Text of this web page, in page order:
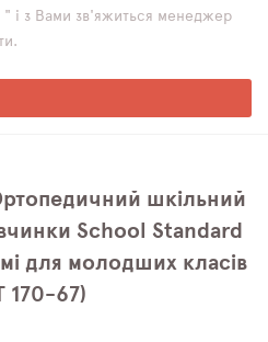
" і з Вами зв'яжиться менеджер
шкільний
School Standard
для молодших класів
170-67)